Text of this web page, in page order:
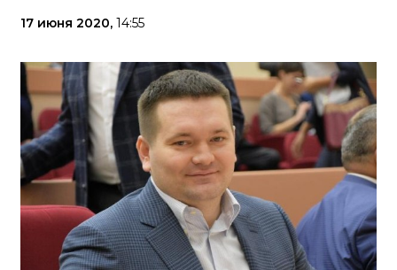
17 июня 2020, 14:55